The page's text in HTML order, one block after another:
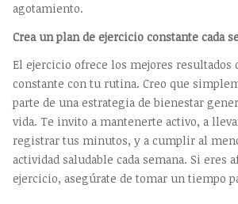
agotamiento.
Crea un plan de ejercicio constante cada
El ejercicio ofrece los mejores resultados
constante con tu rutina. Creo que
parte de una estrategia de bienestar
vida. Te invito a mantenerte activo, a
registrar tus minutos, y a cumplir al
actividad saludable cada semana. Si eres
ejercicio, asegúrate de tomar un tiempo